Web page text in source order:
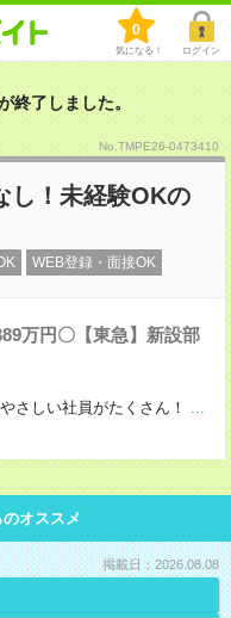
0
気になる！ ログイン
終了しました。
No.TMPE26-0473410
し！未経験OKの
WEB登録・面接OK
万円〇【東急】新設部
さしい社員がたくさん！
...
オススメ
掲載日：2026.08.08